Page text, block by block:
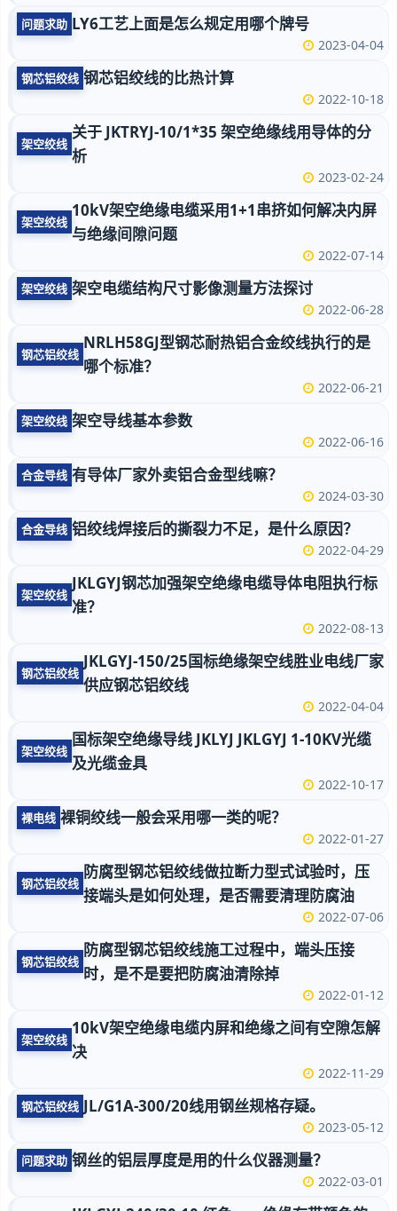
问题求助 LY6工艺上面是怎么规定用哪个牌号
2023-04-04
钢芯铝绞线 钢芯铝绞线的比热计算
2022-10-18
架空绞线
关于 JKTRYJ-10/1*35 架空绝缘线用导体的分
析
2023-02-24
架空绞线
10kV架空绝缘电缆采用1+1串挤如何解决内屏
与绝缘间隙问题
2022-07-14
架空绞线 架空电缆结构尺寸影像测量方法探讨
2022-06-28
钢芯铝绞线
NRLH58GJ型钢芯耐热铝合金绞线执行的是
哪个标准？
2022-06-21
架空绞线 架空导线基本参数
2022-06-16
合金导线 有导体厂家外卖铝合金型线嘛？
2024-03-30
合金导线 铝绞线焊接后的撕裂力不足，是什么原因？
2022-04-29
架空绞线
JKLGYJ钢芯加强架空绝缘电缆导体电阻执行标
准？
2022-08-13
钢芯铝绞线
JKLGYJ-150/25国标绝缘架空线胜业电线厂家
供应钢芯铝绞线
2022-04-04
架空绞线
国标架空绝缘导线 JKLYJ JKLGYJ 1-10KV光缆
及光缆金具
2022-10-17
裸电线 裸铜绞线一般会采用哪一类的呢？
2022-01-27
钢芯铝绞线
防腐型钢芯铝绞线做拉断力型式试验时，压
接端头是如何处理，是否需要清理防腐油
2022-07-06
钢芯铝绞线
防腐型钢芯铝绞线施工过程中，端头压接
时，是不是要把防腐油清除掉
2022-01-12
架空绞线
10kV架空绝缘电缆内屏和绝缘之间有空隙怎解
决
2022-11-29
钢芯铝绞线 JL/G1A-300/20线用钢丝规格存疑。
2023-05-12
问题求助 钢丝的铝层厚度是用的什么仪器测量？
2022-03-01